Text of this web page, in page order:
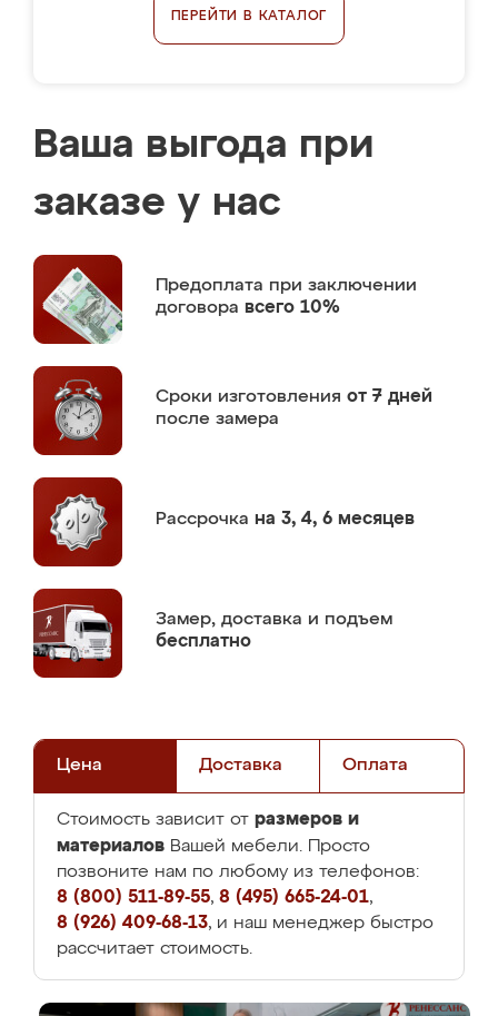
ПЕРЕЙТИ В КАТАЛОГ
Ваша выгода при
заказе у нас
Предоплата при заключении
договора всего 10%
Сроки изготовления от 7 дней
после замера
Рассрочка на 3, 4, 6 месяцев
Замер, доставка и подъем
бесплатно
Цена Доставка Оплата
Стоимость зависит от размеров и
материалов Вашей мебели. Просто
позвоните нам по любому из телефонов:
8 (800) 511-89-55, 8 (495) 665-24-01,
8 (926) 409-68-13, и наш менеджер быстро
рассчитает стоимость.